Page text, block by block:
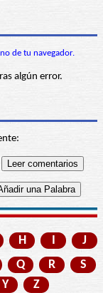
de tu navegador.
algún error.
H I
J
Q R
S
Y Z